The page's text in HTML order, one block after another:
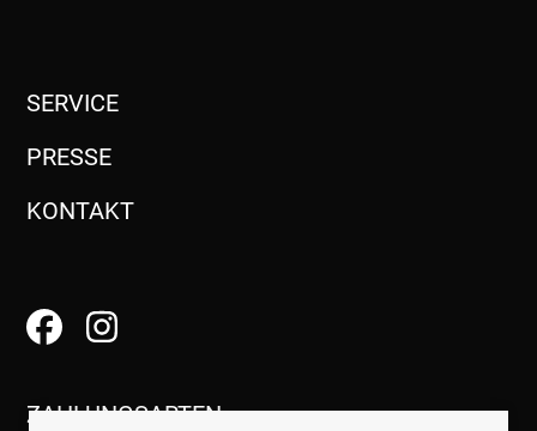
SERVICE
PRESSE
KONTAKT
ZAHLUNGSARTEN